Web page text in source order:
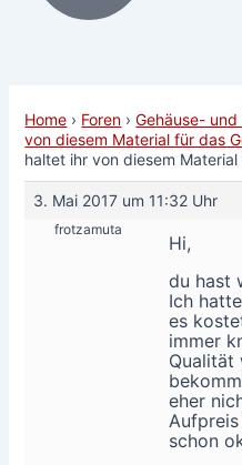
Home › Foren › Gehäuse- und
von diesem Material für das
haltet ihr von diesem
3. Mai 2017 um 11:32 Uhr
frotzamuta
Hi,
du hast
Ich
es
immer
Qualität
eher
schon